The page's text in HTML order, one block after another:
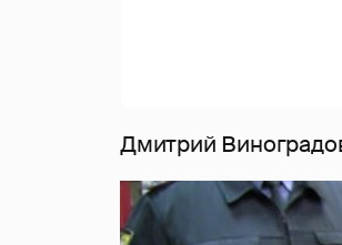
Дмитрий